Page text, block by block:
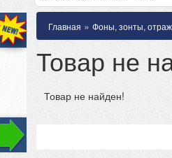
Главная » Фоны, зонты,
Товар не
Товар не найден!